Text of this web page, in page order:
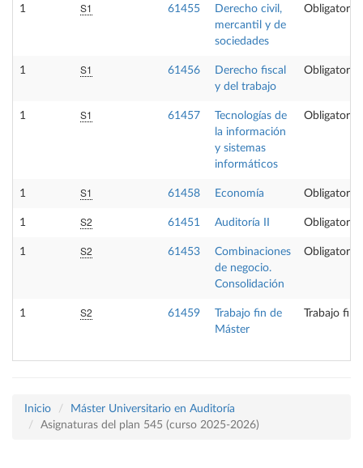
1 S1 61455
Derecho civil,
mercantil y de
sociedades
Obligatoria
1 S1 61456
Derecho fiscal
y del trabajo
Obligatoria
1 S1 61457
Tecnologías de
la información
y sistemas
informáticos
Obligatoria
1 S1 61458 Economía Obligatoria
1 S2 61451 Auditoría II Obligatoria
1 S2 61453
Combinaciones
de negocio.
Consolidación
Obligatoria
1 S2 61459
Trabajo fin de
Máster
Trabajo fin
Inicio
Máster Universitario en Auditoría
Asignaturas del plan 545 (curso 2025-2026)